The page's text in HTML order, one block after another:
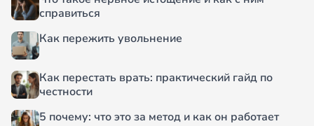
справиться
Как пережить увольнение
Как перестать врать: практический гайд по
честности
5 почему: что это за метод и как он работает